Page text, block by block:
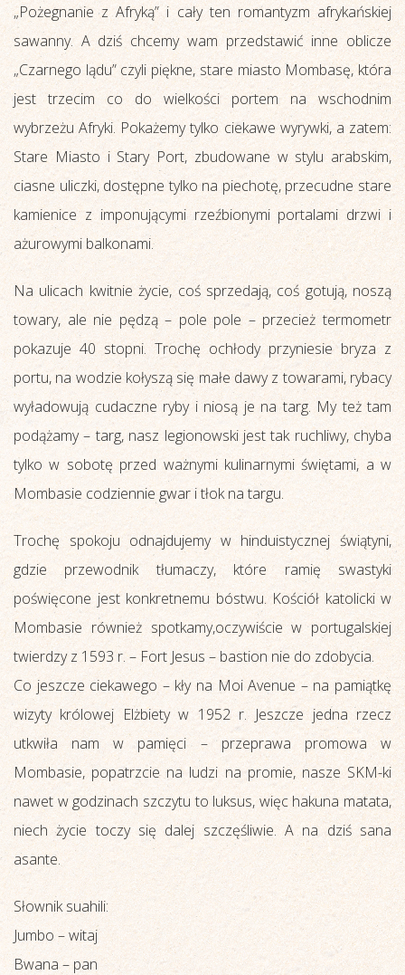
„Pożegnanie z Afryką” i cały ten romantyzm afrykańskiej
sawanny. A dziś chcemy wam przedstawić inne oblicze
„Czarnego lądu” czyli piękne, stare miasto Mombasę, która
jest trzecim co do wielkości portem na wschodnim
wybrzeżu Afryki. Pokażemy tylko ciekawe wyrywki, a zatem:
Stare Miasto i Stary Port, zbudowane w stylu arabskim,
ciasne uliczki, dostępne tylko na piechotę, przecudne stare
kamienice z imponującymi rzeźbionymi portalami drzwi i
ażurowymi balkonami.
Na ulicach kwitnie życie, coś sprzedają, coś gotują, noszą
towary, ale nie pędzą – pole pole – przecież termometr
pokazuje 40 stopni. Trochę ochłody przyniesie bryza z
portu, na wodzie kołyszą się małe dawy z towarami, rybacy
wyładowują cudaczne ryby i niosą je na targ. My też tam
podążamy – targ, nasz legionowski jest tak ruchliwy, chyba
tylko w sobotę przed ważnymi kulinarnymi świętami, a w
Mombasie codziennie gwar i tłok na targu.
Trochę spokoju odnajdujemy w hinduistycznej świątyni,
gdzie przewodnik tłumaczy, które ramię swastyki
poświęcone jest konkretnemu bóstwu. Kościół katolicki w
Mombasie również spotkamy,oczywiście w portugalskiej
twierdzy z 1593 r. – Fort Jesus – bastion nie do zdobycia.
Co jeszcze ciekawego – kły na Moi Avenue – na pamiątkę
wizyty królowej Elżbiety w 1952 r. Jeszcze jedna rzecz
utkwiła nam w pamięci – przeprawa promowa w
Mombasie, popatrzcie na ludzi na promie, nasze SKM-ki
nawet w godzinach szczytu to luksus, więc hakuna matata,
niech życie toczy się dalej szczęśliwie. A na dziś sana
asante.
Słownik suahili:
Jumbo – witaj
Bwana – pan